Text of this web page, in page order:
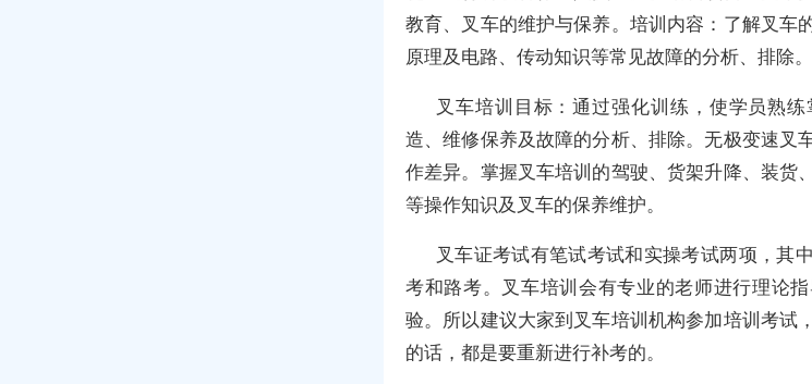
教育、叉车的维护与保养。培训内容：了解叉车
原理及电路、传动知识等常见故障的分析、排除。
叉车培训目标：通过强化训练，使学员熟
造、维修保养及故障的分析、排除。无极变速叉
作差异。掌握叉车培训的驾驶、货架升降、装货
等操作知识及叉车的保养维护。
叉车证考试有笔试考试和实操考试两项，其
考和路考。叉车培训会有专业的老师进行理论
验。所以建议大家到叉车培训机构参加培训考试
的话，都是要重新进行补考的。